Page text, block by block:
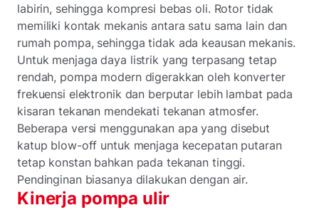
labirin, sehingga kompresi bebas oli. Rotor tidak
memiliki kontak mekanis antara satu sama lain dan
rumah pompa, sehingga tidak ada keausan mekanis.
Untuk menjaga daya listrik yang terpasang tetap
rendah, pompa modern digerakkan oleh konverter
frekuensi elektronik dan berputar lebih lambat pada
kisaran tekanan mendekati tekanan atmosfer.
Beberapa versi menggunakan apa yang disebut
katup blow-off untuk menjaga kecepatan putaran
tetap konstan bahkan pada tekanan tinggi.
Pendinginan biasanya dilakukan dengan air.
Kinerja pompa ulir